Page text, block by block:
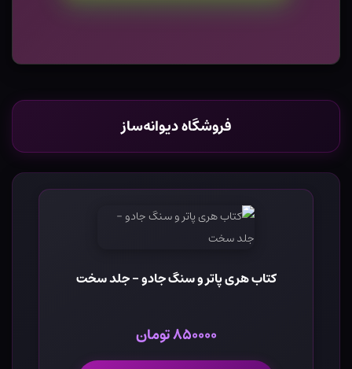
فروشگاه دیوانه‌ساز
کتاب هری پاتر و سنگ جادو - جلد سخت
۸۵۰۰۰۰ تومان